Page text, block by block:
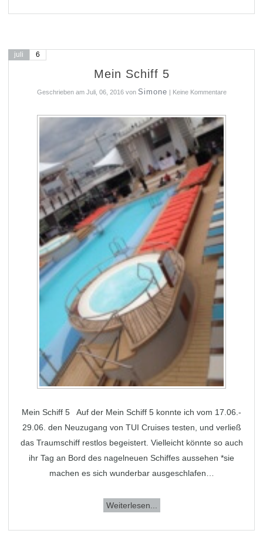
juli 6
Mein Schiff 5
Geschrieben am Juli, 06, 2016 von Simone | Keine Kommentare
Mein Schiff 5 Auf der Mein Schiff 5 konnte ich vom 17.06.-
29.06. den Neuzugang von TUI Cruises testen, und verließ
das Traumschiff restlos begeistert. Vielleicht könnte so auch
ihr Tag an Bord des nagelneuen Schiffes aussehen *sie
machen es sich wunderbar ausgeschlafen…
Weiterlesen...